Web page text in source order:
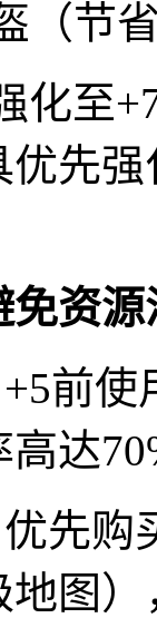
（节
化至
先
免资源
前
达
先购
地图